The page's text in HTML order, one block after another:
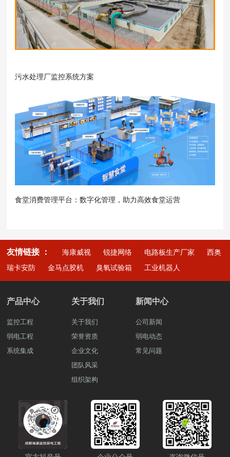
污水处理厂监控系统方案
食堂消费管理平台：数字化管理，助力高效食堂运营
友情链接 ： 海康威视 锐捷网络 电路板生产厂家
西奥
瑞卡安防
金马点胶机 臭氧试验箱 工业机器人
产品中心
监控工程
弱电工程
系统集成
关于我们
关于我们
荣誉资质
企业文化
团队风采
组织架构
新闻中心
公司新闻
弱电动态
常见问题